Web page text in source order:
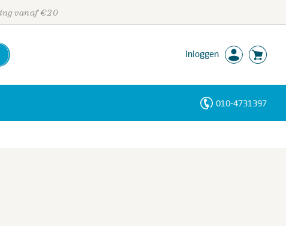
vanaf €20
Inloggen
010-4731397
Personen